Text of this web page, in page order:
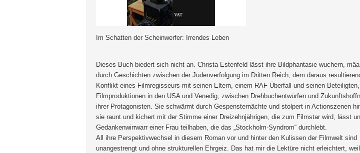
Im Schatten der Scheinwerfer: Irrendes Leben
Dieses Buch biedert sich nicht an. Christa Estenfeld lässt ihre Bildphantasie wuchern,
durch Geschichten zwischen der Judenverfolgung im Dritten Reich, dem daraus
Konflikt eines Filmregisseurs mit seinen Eltern, einem RAF-Überfall und seinen Beteiligten,
Filmproduktionen in den USA und Venedig, zwischen Drehbuchentwürfen und
ihrer Protagonisten. Sie schwärmt durch Gespensternächte und stolpert in Actionszenen
sie raunt und kichert mit der Stimme einer Dreizehnjährigen, die zum Filmstar wird, lässt
Gedankenwirrwarr einer Frau teilhaben, die das „Stockholm-Syndrom“ durchlebt.
All ihre Perspektivwechsel in diesem Roman vor und hinter den Kulissen der Filmwelt sind
unangestrengt und ohne strukturellen Ehrgeiz. Das hat mir die Lektüre nicht erleichtert,